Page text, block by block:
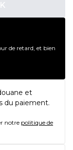
de retard, et bien
et
du paiement.
notre politique de